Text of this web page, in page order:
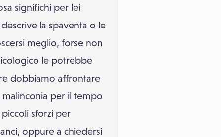
significhi per lei
la spaventa o le
meglio, forse non
le potrebbe
dobbiamo affrontare
per il tempo
sforzi per
oppure a chiedersi